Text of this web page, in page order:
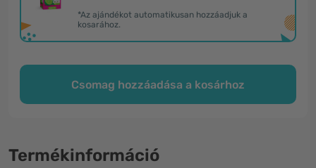
*Az ajándékot automatikusan hozzáadjuk a
kosarához.
Csomag hozzáadása a kosárhoz
Termékinformáció